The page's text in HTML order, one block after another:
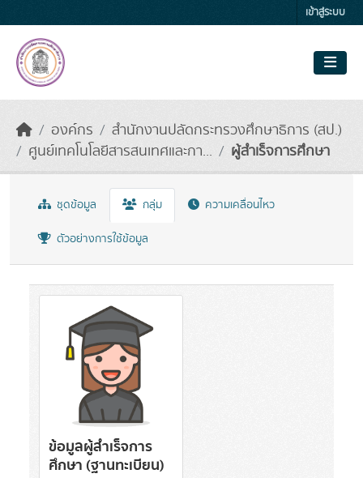
เข้าสู่ระบบ
องค์กร
สำนักงานปลัดกระทรวงศึกษาธิการ (สป.)
ศูนย์เทคโนโลยีสารสนเทศและกา...
ผู้สำเร็จการศึกษา
ชุดข้อมูล กลุ่ม ความเคลื่อนไหว
ตัวอย่างการใช้ข้อมูล
ข้อมูลผู้สำเร็จการ
ศึกษา (ฐานทะเบียน)